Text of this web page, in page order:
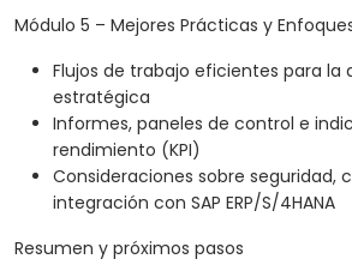
Módulo 5 – Mejores Prácticas y
Flujos de trabajo eficientes para la
estratégica
Informes, paneles de control e
rendimiento (KPI)
Consideraciones sobre seguridad,
integración con SAP ERP/S/4HANA
Resumen y próximos pasos